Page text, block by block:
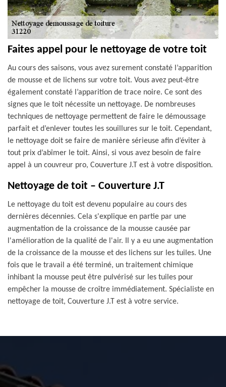
Faites appel pour le nettoyage de votre toit
Au cours des saisons, vous avez surement constaté l’apparition
de mousse et de lichens sur votre toit. Vous avez peut-être
également constaté l’apparition de trace noire. Ce sont des
signes que le toit nécessite un nettoyage. De nombreuses
techniques de nettoyage permettent de faire le démoussage
parfait et d’enlever toutes les souillures sur le toit. Cependant,
le nettoyage doit se faire de manière sérieuse afin d’éviter à
tout prix d’abîmer le toit. Ainsi, si vous avez besoin de faire
appel à un couvreur pro, Couverture J.T est à votre disposition.
Nettoyage de toit – Couverture J.T
Le nettoyage du toit est devenu populaire au cours des
dernières décennies. Cela s'explique en partie par une
augmentation de la croissance de la mousse causée par
l'amélioration de la qualité de l'air. Il y a eu une augmentation
de la croissance de la mousse et des lichens sur les tuiles. Une
fois que le travail a été terminé, un traitement chimique
inhibant la mousse peut être pulvérisé sur les tuiles pour
empêcher la mousse de croître immédiatement. Spécialiste en
nettoyage de toit, Couverture J.T est à votre service.